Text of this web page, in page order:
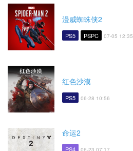
漫威蜘蛛侠2
PS5 PSPC 07-05 12:35
红色沙漠
PS5 06-28 10:56
命运2
PS4 06-23 07:17